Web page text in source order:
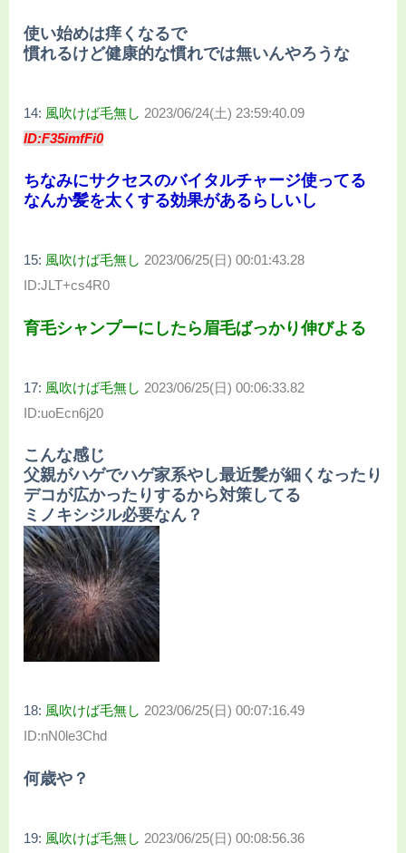
使い始めは痒くなるで
慣れるけど健康的な慣れでは無いんやろうな
14: 風吹けば毛無し 2023/06/24(土) 23:59:40.09
ID:F35imfFi0
ちなみにサクセスのバイタルチャージ使ってる
なんか髪を太くする効果があるらしいし
15: 風吹けば毛無し 2023/06/25(日) 00:01:43.28
ID:JLT+cs4R0
育毛シャンプーにしたら眉毛ばっかり伸びよる
17: 風吹けば毛無し 2023/06/25(日) 00:06:33.82
ID:uoEcn6j20
こんな感じ
父親がハゲでハゲ家系やし最近髪が細くなったり
デコが広かったりするから対策してる
ミノキシジル必要なん？
18: 風吹けば毛無し 2023/06/25(日) 00:07:16.49
ID:nN0le3Chd
何歳や？
19: 風吹けば毛無し 2023/06/25(日) 00:08:56.36